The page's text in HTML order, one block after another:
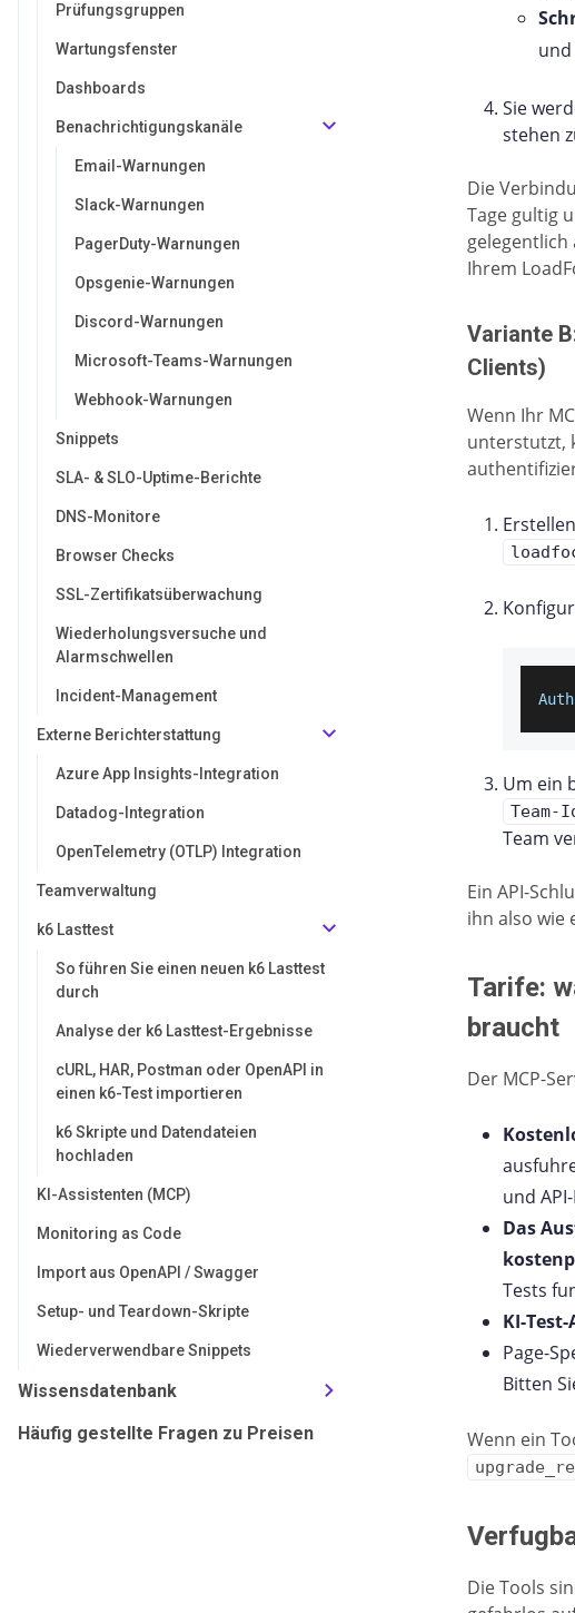
Prüfungsgruppen
Wartungsfenster
Dashboards
Benachrichtigungskanäle
Email-Warnungen
Slack-Warnungen
PagerDuty-Warnungen
Opsgenie-Warnungen
Discord-Warnungen
Microsoft-Teams-Warnungen
Webhook-Warnungen
Snippets
SLA- & SLO-Uptime-Berichte
DNS-Monitore
Browser Checks
SSL-Zertifikatsüberwachung
Wiederholungsversuche und
Alarmschwellen
Incident-Management
Externe Berichterstattung
Azure App Insights-Integration
Datadog-Integration
OpenTelemetry (OTLP) Integration
Teamverwaltung
k6 Lasttest
So führen Sie einen neuen k6 Lasttest
durch
Analyse der k6 Lasttest-Ergebnisse
cURL, HAR, Postman oder OpenAPI in
einen k6-Test importieren
k6 Skripte und Datendateien
hochladen
KI-Assistenten (MCP)
Monitoring as Code
Import aus OpenAPI / Swagger
Setup- und Teardown-Skripte
Wiederverwendbare Snippets
Wissensdatenbank
Häufig gestellte Fragen zu Preisen
Sie
stehen
Die
Tage gultig
gelegentlich
Ihrem
Variante
Clients)
Wenn Ihr
unterstutzt,
Um ein
Team-
Team
Ein API-
ihn also wie
Tarife:
braucht
Der MCP-
und
Das
Tests
KI-
Page-
Bitten
Wenn ein
Die Tools